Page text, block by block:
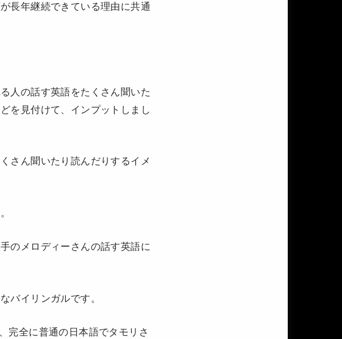
長年継続できている理由に共通
人の話す英語をたくさん聞いた
を見付けて、インプットしまし
さん聞いたり読んだりするイメ
のメロディーさんの話す英語に
バイリンガルです。
完全に普通の日本語でタモリさ